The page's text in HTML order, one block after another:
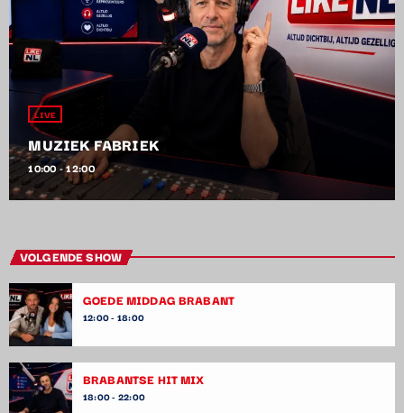
LIVE
MUZIEK FABRIEK
10:00 - 12:00
VOLGENDE SHOW
GOEDE MIDDAG BRABANT
12:00 - 18:00
BRABANTSE HIT MIX
18:00 - 22:00